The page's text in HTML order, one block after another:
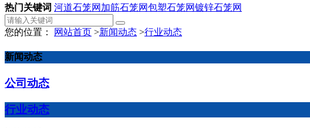
热门关键词 河道石笼网 加筋石笼网包塑石笼网镀锌石笼网
您的位置： 网站首页 >新闻动态 >行业动态
新闻动态
公司动态
行业动态